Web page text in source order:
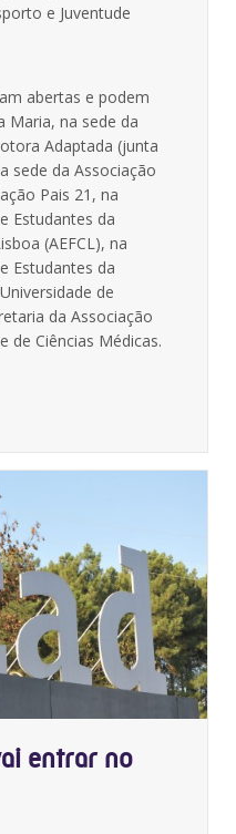
e Juventude
abertas e podem
Maria, na sede da
Adaptada (junta
sede da Associação
Pais 21, na
Estudantes da
(AEFCL), na
Estudantes da
de
da Associação
de Ciências Médicas.
entrar no